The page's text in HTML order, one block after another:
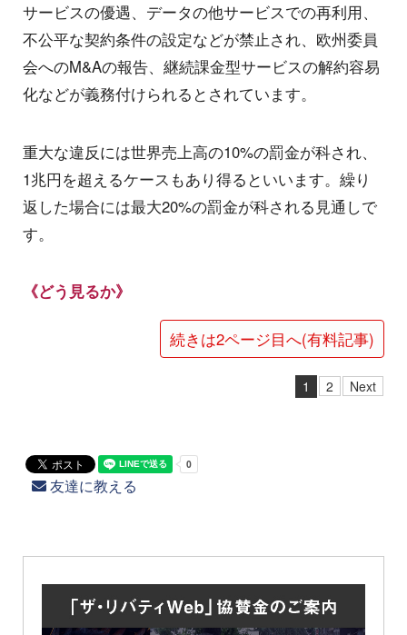
サービスの優遇、データの他サービスでの再利用、
不公平な契約条件の設定などが禁止され、欧州委員
会へのM&Aの報告、継続課金型サービスの解約容易
化などが義務付けられるとされています。
重大な違反には世界売上高の10%の罰金が科され、
1兆円を超えるケースもあり得るといいます。繰り
返した場合には最大20%の罰金が科される見通しで
す。
《どう見るか》
続きは2ページ目へ(有料記事)
1 2 Next
友達に教える